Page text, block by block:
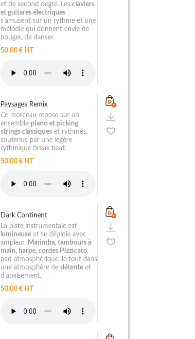
et de second degré. Les claviers
et guitares électriques
s'amusent sur un rythme et une
mélodie qui donnent envie de
bouger, de danser.
50,00 € HT
Paysages Remix
Ce morceau repose sur un
ensemble piano et picking
strings classiqueset rythmés,
soutenus par une légère
rythmique break beat.
50,00 € HT
Dark Continent
La piste instrumentale est
lumineuseet se déploie avec
ampleur. Marimba, tambours à
main, harpe, cordes Pizzicato,
pad atmosphérique, le tout dans
une atmosphère de détenteet
d'apaisement.
50,00 € HT